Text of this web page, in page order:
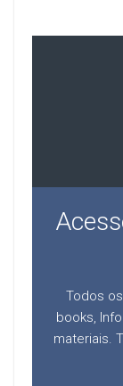
Todos
books,
materiais.